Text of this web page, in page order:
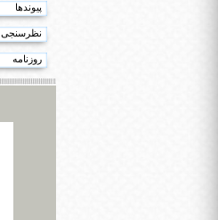
پیوندها
نظرسنجی
روزنامه